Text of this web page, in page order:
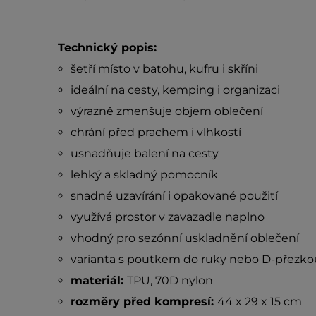
Technický popis:
šetří místo v batohu, kufru i skříni
ideální na cesty, kemping i organizaci
výrazně zmenšuje objem oblečení
chrání před prachem i vlhkostí
usnadňuje balení na cesty
lehký a skladný pomocník
snadné uzavírání i opakované použití
využívá prostor v zavazadle naplno
vhodný pro sezónní uskladnění oblečení
varianta s poutkem do ruky nebo D-
materiál: TPU, 70D nylon
rozměry před kompresí: 44 x 29 x 15 cm